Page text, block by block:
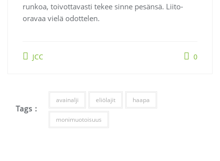
runkoa, toivottavasti tekee sinne pesänsä. Liito-
oravaa vielä odottelen.
JCC 0
Tags :
avainalji eliölajit haapa
monimuotoisuus